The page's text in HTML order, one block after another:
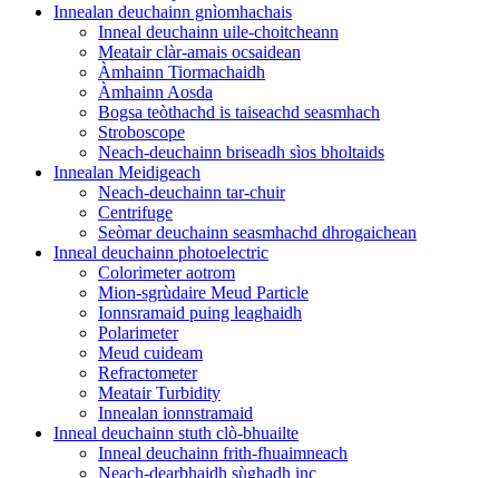
Innealan deuchainn gnìomhachais
Inneal deuchainn uile-choitcheann
Meatair clàr-amais ocsaidean
Àmhainn Tiormachaidh
Àmhainn Aosda
Bogsa teòthachd is taiseachd seasmhach
Stroboscope
Neach-deuchainn briseadh sìos bholtaids
Innealan Meidigeach
Neach-deuchainn tar-chuir
Centrifuge
Seòmar deuchainn seasmhachd dhrogaichean
Inneal deuchainn photoelectric
Colorimeter aotrom
Mion-sgrùdaire Meud Particle
Ionnsramaid puing leaghaidh
Polarimeter
Meud cuideam
Refractometer
Meatair Turbidity
Innealan ionnstramaid
Inneal deuchainn stuth clò-bhuailte
Inneal deuchainn frith-fhuaimneach
Neach-dearbhaidh sùghadh inc